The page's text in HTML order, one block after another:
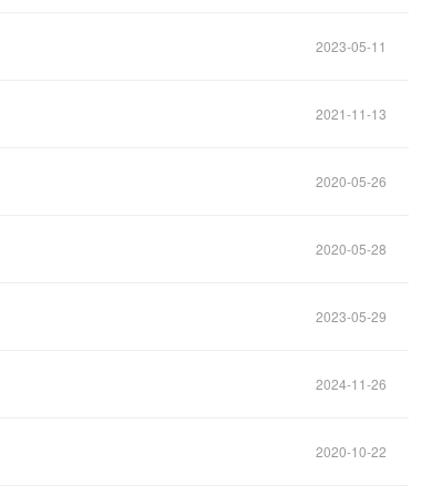
2023-05-11
2021-11-13
2020-05-26
2020-05-28
2023-05-29
2024-11-26
2020-10-22